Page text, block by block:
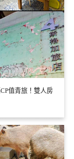
值青旅！雙人房